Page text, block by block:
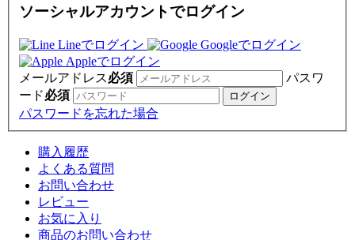
ソーシャルアカウントでログイン
Lineでログイン
Googleでログイン
Appleでログイン
メールアドレス必須
パスワ
ード必須
パスワードを忘れた場合
購入履歴
よくある質問
お問い合わせ
レビュー
お気に入り
商品のお問い合わせ